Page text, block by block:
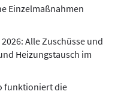
Einzelmaßnahmen
Alle Zuschüsse und
Heizungstausch im
funktioniert die